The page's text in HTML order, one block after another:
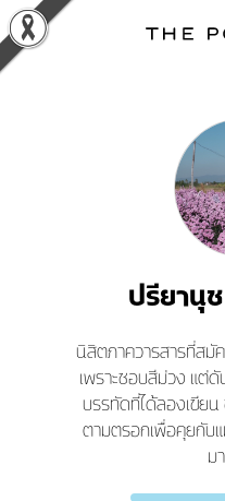
Skip
to
content
ปรียานุ
นิสิตภาควารสารที่สมั
เพราะชอบสีม่วง แต่
บรรทัดที่ได้ลองเขียน
ตามตรอกเพื่อคุยกับ
ม